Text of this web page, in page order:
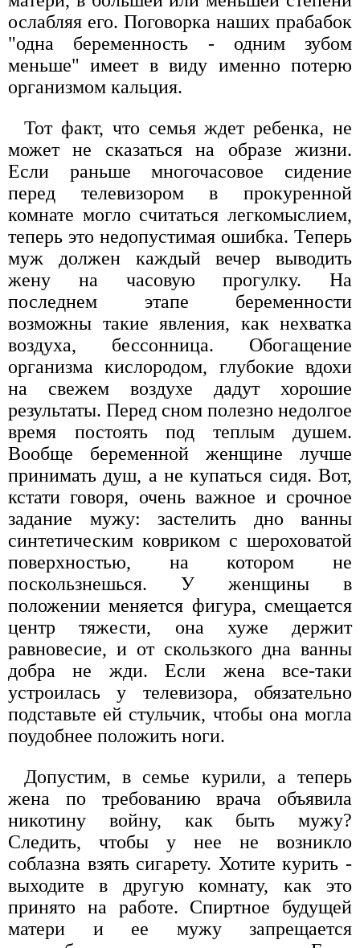
ослабляя его. Поговорка наших прабабок
"одна беременность - одним зубом
меньше" имеет в виду именно потерю
организмом кальция.
Тот факт, что семья ждет ребенка, не
может не сказаться на образе жизни.
Если раньше многочасовое сидение
перед телевизором в прокуренной
комнате могло считаться легкомыслием,
теперь это недопустимая ошибка. Теперь
муж должен каждый вечер выводить
жену на часовую прогулку. На
последнем этапе беременности
возможны такие явления, как нехватка
воздуха, бессонница. Обогащение
организма кислородом, глубокие вдохи
на свежем воздухе дадут хорошие
результаты. Перед сном полезно недолгое
время постоять под теплым душем.
Вообще беременной женщине лучше
принимать душ, а не купаться сидя. Вот,
кстати говоря, очень важное и срочное
задание мужу: застелить дно ванны
синтетическим ковриком с шероховатой
поверхностью, на котором не
поскользнешься. У женщины в
положении меняется фигура, смещается
центр тяжести, она хуже держит
равновесие, и от скользкого дна ванны
добра не жди. Если жена все-таки
устроилась у телевизора, обязательно
подставьте ей стульчик, чтобы она могла
поудобнее положить ноги.
Допустим, в семье курили, а теперь
жена по требованию врача объявила
никотину войну, как быть мужу?
Следить, чтобы у нее не возникло
соблазна взять сигарету. Хотите курить -
выходите в другую комнату, как это
принято на работе. Спиртное будущей
матери и ее мужу запрещается